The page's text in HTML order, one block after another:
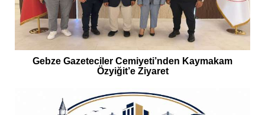
Gebze Gazeteciler Cemiyeti’nden Kaymakam
Özyiğit’e Ziyaret